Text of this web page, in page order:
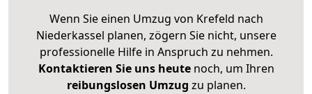
Wenn Sie einen Umzug von Krefeld nach
Niederkassel planen, zögern Sie nicht, unsere
professionelle Hilfe in Anspruch zu nehmen.
Kontaktieren Sie uns heutenoch, um Ihren
reibungslosen Umzug zu planen.